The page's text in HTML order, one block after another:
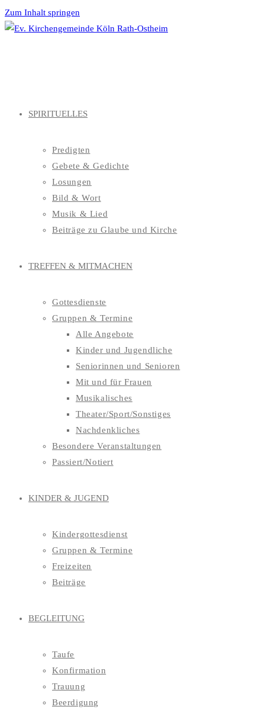
Zum Inhalt springen
SPIRITUELLES
Predigten
Gebete & Gedichte
Losungen
Bild & Wort
Musik & Lied
Beiträge zu Glaube und Kirche
TREFFEN & MITMACHEN
Gottesdienste
Gruppen & Termine
Alle Angebote
Kinder und Jugendliche
Seniorinnen und Senioren
Mit und für Frauen
Musikalisches
Theater/Sport/Sonstiges
Nachdenkliches
Besondere Veranstaltungen
Passiert/Notiert
KINDER & JUGEND
Kindergottesdienst
Gruppen & Termine
Freizeiten
Beiträge
BEGLEITUNG
Taufe
Konfirmation
Trauung
Beerdigung